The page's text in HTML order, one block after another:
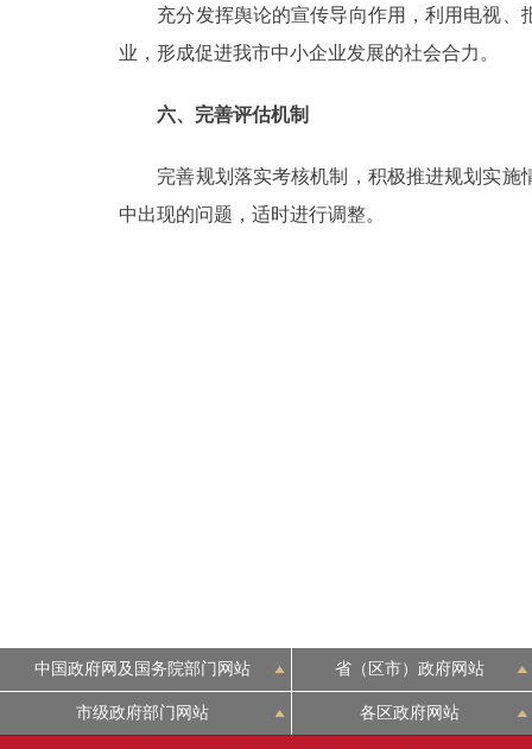
充分发挥舆论的宣传导向作用，利用电视、
业，形成促进我市中小企业发展的社会合力。
六、完善评估机制
完善规划落实考核机制，积极推进规划实施
中出现的问题，适时进行调整。
中国政府网及国务院部门网站 省（区市）政府网站
市级政府部门网站 各区政府网站